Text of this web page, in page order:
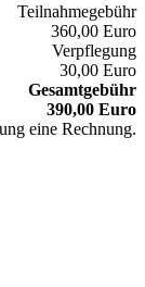
Teilnahmegebühr
360,00 Euro
Verpflegung
30,00 Euro
Gesamtgebühr
390,00 Euro
eine Rechnung.